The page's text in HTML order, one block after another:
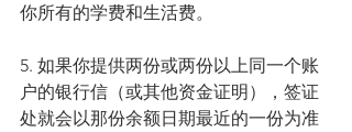
你所有的学费和生活费。
5. 如果你提供两份或两份以上同一个账
户的银行信（或其他资金证明），签证
处就会以那份余额日期最近的一份为准